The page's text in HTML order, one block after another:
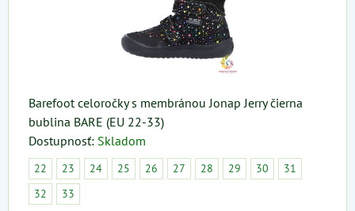
Barefoot celoročky s membránou Jonap Jerry čierna
bublina BARE (EU 22-33)
Dostupnosť: Skladom
22 23 24 25 26 27 28 29 30
31
32
33